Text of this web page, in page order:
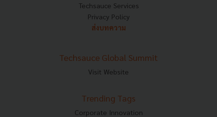
Techsauce Services
Privacy Policy
ส่งบทความ
Techsauce Global Summit
Visit Website
Trending Tags
Corporate Innovation